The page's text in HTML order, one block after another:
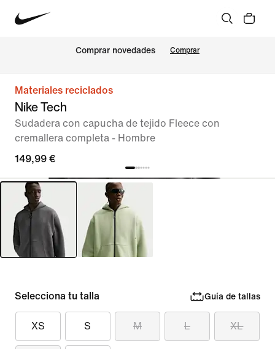
Comprar novedades Comprar
Materiales reciclados
Nike Tech
Sudadera con capucha de tejido Fleece con
cremallera completa - Hombre
149,99 €
Selecciona tu talla Guía de tallas
XS S M L XL